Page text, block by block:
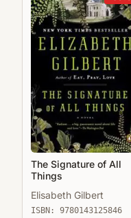
The Signature of All
Things
Elisabeth Gilbert
ISBN: 9780143125846